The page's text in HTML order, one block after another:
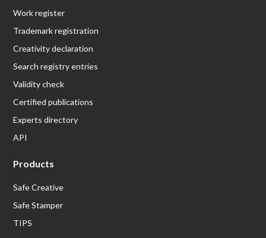
Work register
Trademark registration
Creativity declaration
Search registry entries
Validity check
Certified publications
Experts directory
API
Products
Safe Creative
Safe Stamper
TIPS